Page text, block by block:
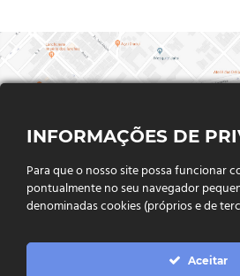
FALE CONOSCO
INFORMAÇÕES DE
Para que o nosso site possa funcionar
pontualmente no seu navegador
denominadas cookies (próprios e de
Aceitar